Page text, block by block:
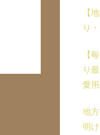
【
り
【
り
愛用
地
明